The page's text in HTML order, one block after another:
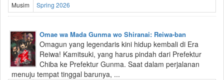
Musim
Spring 2026
Omae wa Mada Gunma wo Shiranai: Reiwa-ban
Omagun yang legendaris kini hidup kembali di Era
Reiwa! Kamitsuki, yang harus pindah dari Prefektur
Chiba ke Prefektur Gunma. Saat dalam perjalanan
menuju tempat tinggal barunya, ...